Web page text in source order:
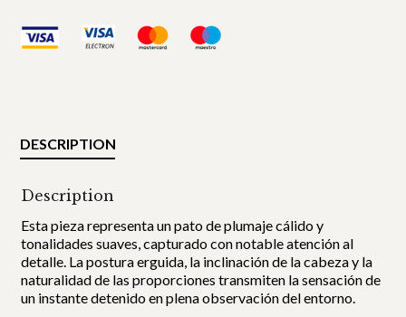
DESCRIPTION
Description
Esta pieza representa un pato de plumaje cálido y
tonalidades suaves, capturado con notable atención al
detalle. La postura erguida, la inclinación de la cabeza y la
naturalidad de las proporciones transmiten la sensación de
un instante detenido en plena observación del entorno.